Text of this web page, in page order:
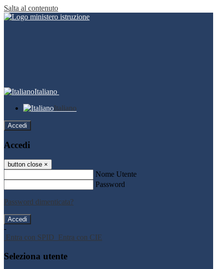
Salta al contenuto
Italiano
Italiano
Accedi
Accedi
button close ×
Nome Utente
Password
Password dimenticata?
-
Entra con SPID Entra con CIE
Seleziona utente